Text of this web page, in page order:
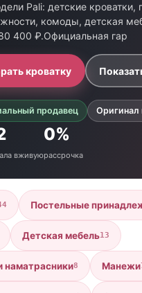
Pali: детские кроватки,
комоды, детская
400 ₽.Официальная гар
кроватку
продавец Оригинал
вживую
0%
рассрочка
Постельные
Детская мебель13
наматрасники8 Манежи